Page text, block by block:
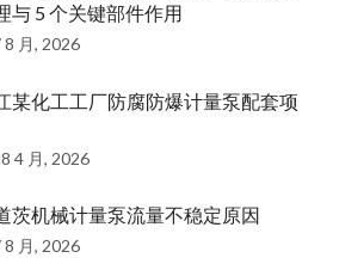
与 5 个关键部件作用
8 月, 2026
某化工工厂防腐防爆计量泵配套项
4 月, 2026
茨机械计量泵流量不稳定原因
8 月, 2026